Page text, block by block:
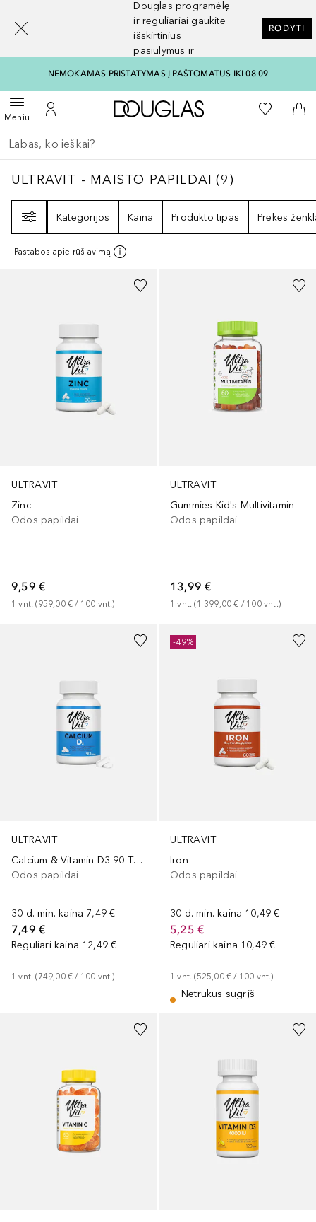
Douglas programėlę
ir reguliariai gaukite
išskirtinius
pasiūlymus ir
RODYTI
NEMOKAMAS PRISTATYMAS Į PAŠTOMATUS IKI 08 09
MeniuAtidaryti meniuĮ mano paskyrą
Į Douglas pagrindinį
Į mano
Į
Grįžk atgal
Vykdykite paiešką
ULTRAVIT - MAISTO PAPILDAI9
ULTRAVIT - MAISTO PAPILDAI (9)
Kategorijos
Kaina Produkto tipas Prekės
Pastabos apie rūšiavimą
ULTRAVIT
Zinc
Odos papildai
9,59 €
1 vnt. (959,00 € / 100 vnt.)
ULTRAVIT
Gummies Kid's Multivitamin
Odos papildai
13,99 €
1 vnt. (1 399,00 € / 100 vnt.)
ULTRAVIT
Calcium & Vitamin D3 90 Tablets
Odos papildai
30 d. min. kaina 7,49 €
7,49 €
Reguliari kaina 12,49 €
1 vnt. (749,00 € / 100 vnt.)
ULTRAVIT
Iron
Odos papildai
30 d. min. kaina 10,49 €
5,25 €
Reguliari kaina 10,49 €
1 vnt. (525,00 € / 100 vnt.)
Netrukus sugrįš
-49%
[navigation.slideout.screenreader]